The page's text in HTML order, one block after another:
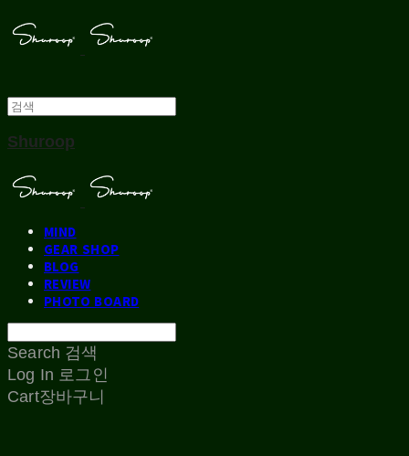
Shuroop
MIND
GEAR SHOP
BLOG
REVIEW
PHOTO BOARD
Search 검색
Log In 로그인
Cart장바구니